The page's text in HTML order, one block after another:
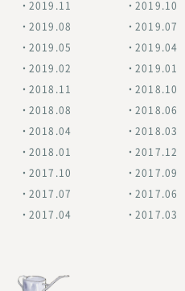
2019.11 2019.10
2019.08 2019.07
2019.05 2019.04
2019.02 2019.01
2018.11 2018.10
2018.08 2018.06
2018.04 2018.03
2018.01 2017.12
2017.10 2017.09
2017.07 2017.06
2017.04 2017.03